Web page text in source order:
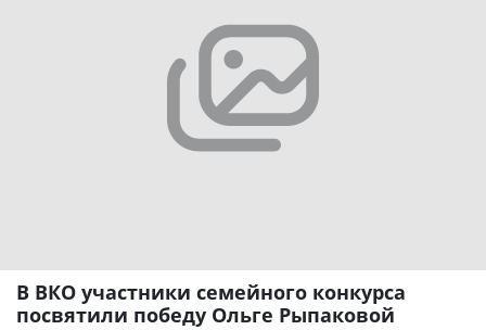
В ВКО участники семейного конкурса
посвятили победу Ольге Рыпаковой